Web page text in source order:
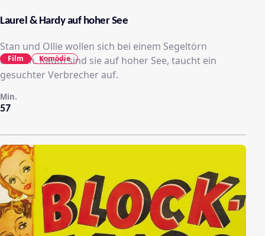
Laurel & Hardy auf hoher See
Stan und Ollie wollen sich bei einem Segeltörn
erholen. Kaum sind sie auf hoher See, taucht ein
gesuchter Verbrecher auf.
57
Min.
Film Komödie